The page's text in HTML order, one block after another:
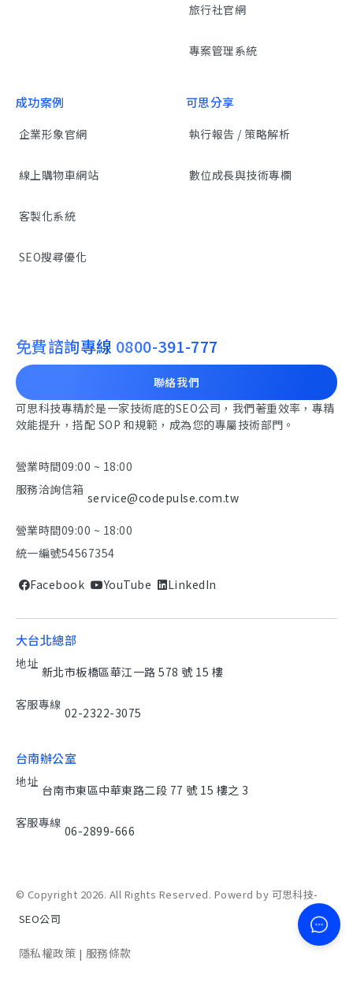
旅行社官網
專案管理系統
成功案例
企業形象官網
線上購物車網站
客製化系統
SEO搜尋優化
可思分享
執行報告 / 策略解析
數位成長與技術專欄
免費諮詢專線 0800-391-777
聯絡我們
可思科技專精於是一家技術底的SEO公司，我們著重效率，專精
效能提升，搭配 SOP 和規範，成為您的專屬技術部門。
營業時間09:00 ~ 18:00
服務洽詢信箱
service@codepulse.com.tw
營業時間09:00 ~ 18:00
統一編號54567354
Facebook YouTube LinkedIn
大台北總部
地址
新北市板橋區華江一路 578 號 15 樓
客服專線
02-2322-3075
台南辦公室
地址
台南市東區中華東路二段 77 號 15 樓之 3
客服專線
06-2899-666
© Copyright 2026. All Rights Reserved. Powerd by 可思科技-
SEO公司
隱私權政策 | 服務條款